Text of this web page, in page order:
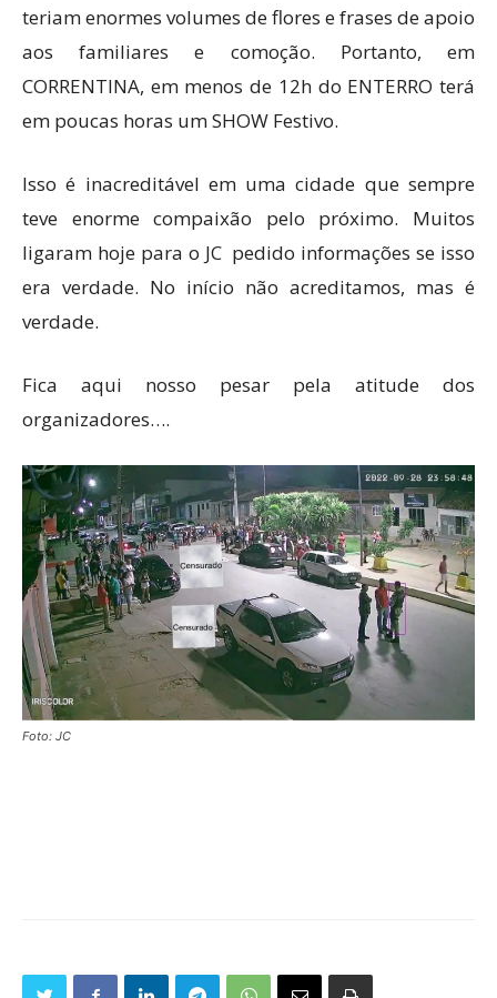
teriam enormes volumes de flores e frases de apoio
aos familiares e comoção. Portanto, em
CORRENTINA, em menos de 12h do ENTERRO terá
em poucas horas um SHOW Festivo.
Isso é inacreditável em uma cidade que sempre
teve enorme compaixão pelo próximo. Muitos
ligaram hoje para o JC pedido informações se isso
era verdade. No início não acreditamos, mas é
verdade.
Fica aqui nosso pesar pela atitude dos
organizadores….
Foto: JC